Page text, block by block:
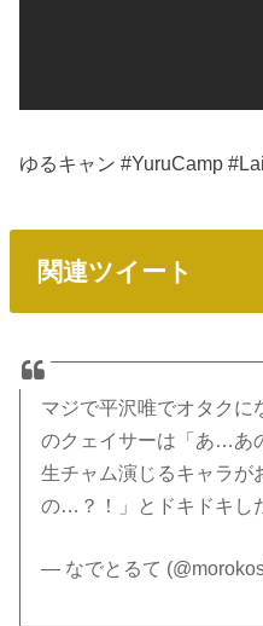
ゆるキャン #YuruCamp
関連ツイート
マジで平沢唯でオタクに
のクェイサーは「あ…あ
生チャム演じるキャラが
の…？！」とドキドキし
— なでとるて